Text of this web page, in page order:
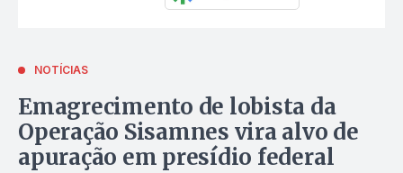
NOTÍCIAS
Emagrecimento de lobista da
Operação Sisamnes vira alvo de
apuração em presídio federal